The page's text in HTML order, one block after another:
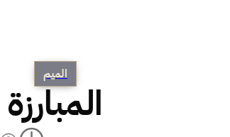
الميم
المبارزة